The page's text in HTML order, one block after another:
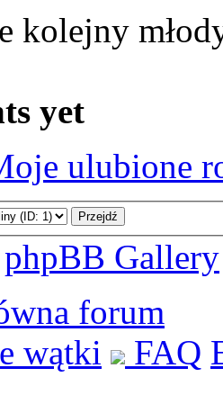
kolejny
yet
ulubione
phpBB Gallery
forum
wątki
FAQ